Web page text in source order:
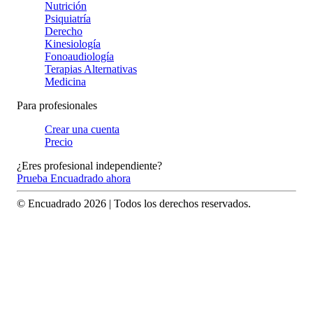
Nutrición
Psiquiatría
Derecho
Kinesiología
Fonoaudiología
Terapias Alternativas
Medicina
Para profesionales
Crear una cuenta
Precio
¿Eres profesional independiente?
Prueba Encuadrado ahora
© Encuadrado 2026 | Todos los derechos reservados.